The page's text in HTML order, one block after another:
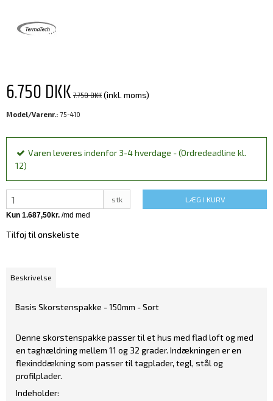
6.750 DKK7.750 DKK(inkl. moms)
Model/Varenr.: 75-410
Varen leveres indenfor 3-4 hverdage - (Ordredeadline kl.
12)
stk LÆG I KURV
Tilføj til ønskeliste
Beskrivelse
Basis Skorstenspakke - 150mm - Sort
Denne skorstenspakke passer til et hus med flad loft og med
en taghældning mellem 11 og 32 grader. Indækningen er en
flexinddækning som passer til tagplader, tegl, stål og
profilplader.
Indeholder: